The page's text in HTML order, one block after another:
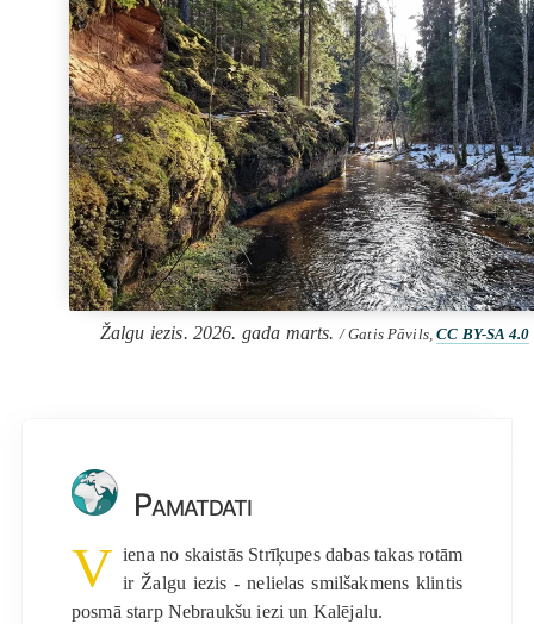
Žalgu iezis. 2026. gada marts. / Gatis Pāvils,CC BY-SA 4.0
Pamatdati
V iena no skaistās Strīķupes dabas takas rotām
ir Žalgu iezis - nelielas smilšakmens klintis
posmā starp Nebraukšu iezi un Kalējalu.